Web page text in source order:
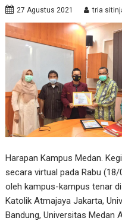
27 Agustus 2021 tria
Harapan Kampus Medan.
secara virtual pada Rabu
oleh kampus-kampus tenar
Katolik Atmajaya Jakarta,
Bandung, Universitas Medan